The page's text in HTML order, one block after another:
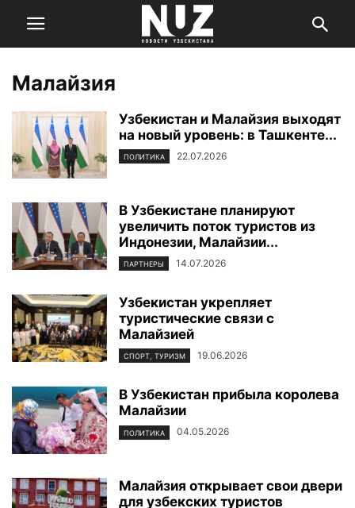
Малайзия
Узбекистан и Малайзия выходят
на новый уровень: в Ташкенте...
ПОЛИТИКА 22.07.2026
В Узбекистане планируют
увеличить поток туристов из
Индонезии, Малайзии...
ПАРТНЕРЫ 14.07.2026
Узбекистан укрепляет
туристические связи с
Малайзией
СПОРТ, ТУРИЗМ 19.06.2026
В Узбекистан прибыла королева
Малайзии
ПОЛИТИКА 04.05.2026
Малайзия открывает свои двери
для узбекских туристов